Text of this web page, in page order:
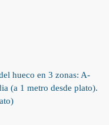
hueco en 3 zonas: A-
(a 1 metro desde plato).